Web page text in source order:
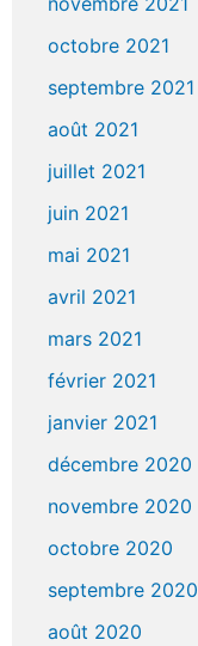
octobre 2021
septembre 2021
août 2021
juillet 2021
juin 2021
mai 2021
avril 2021
mars 2021
février 2021
janvier 2021
décembre 2020
novembre 2020
octobre 2020
septembre 2020
août 2020